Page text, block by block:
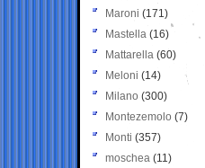
Maroni (171)
Mastella (16)
Mattarella (60)
Meloni (14)
Milano (300)
Montezemolo (7)
Monti (357)
moschea (11)